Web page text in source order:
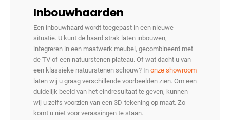
Inbouwhaarden
Een inbouwhaard wordt toegepast in een nieuwe
situatie. U kunt de haard strak laten inbouwen,
integreren in een maatwerk meubel, gecombineerd met
de TV of een natuurstenen plateau. Of wat dacht u van
een klassieke natuurstenen schouw? In onze showroom
laten wij u graag verschillende voorbeelden zien. Om een
duidelijk beeld van het eindresultaat te geven, kunnen
wij u zelfs voorzien van een 3D-tekening op maat. Zo
komt u niet voor verassingen te staan.